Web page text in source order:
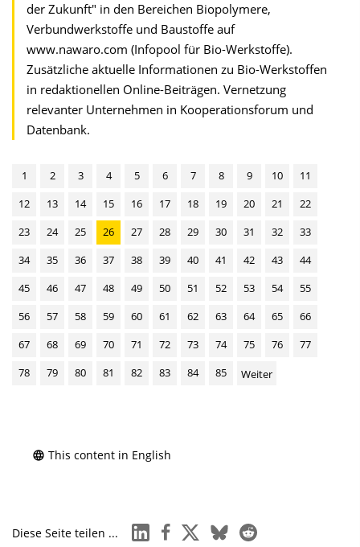
der Zukunft" in den Bereichen Biopolymere,
Verbundwerkstoffe und Baustoffe auf
www.nawaro.com (Infopool für Bio-Werkstoffe).
Zusätzliche aktuelle Informationen zu Bio-Werkstoffen
in redaktionellen Online-Beiträgen. Vernetzung
relevanter Unternehmen in Kooperationsforum und
Datenbank.
1 2 3 4 5 6 7 8 9 10
11
12
13 14 15 16 17 18 19 20 21
22
23
24 25 26 27 28 29 30 31 32
33
34
35 36 37 38 39 40 41 42 43
44
45
46 47 48 49 50 51 52 53 54
55
56
57 58 59 60 61 62 63 64 65
66
67
68 69 70 71 72 73 74 75 76
77
78
79 80 81 82 83 84 85 Weiter
This content in English
Diese Seite teilen ... linkedinfacebook
x blueskyreddit